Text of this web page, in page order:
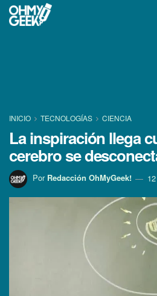
INICIO TECNOLOGÍ­AS CIENCIA
La inspiración llega
cerebro se
Por Redacción OhMyGeek!